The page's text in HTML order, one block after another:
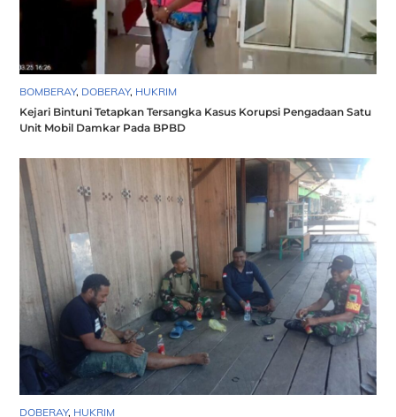
BOMBERAY, DOBERAY, HUKRIM
Kejari Bintuni Tetapkan Tersangka Kasus Korupsi Pengadaan Satu
Unit Mobil Damkar Pada BPBD
DOBERAY, HUKRIM